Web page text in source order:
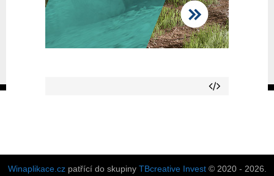
Winaplikace.czpatřící do skupiny TBcreative Invest© 2020 - 2026.